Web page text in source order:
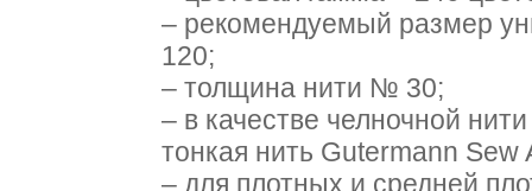
– рекомендуемый размер
120;
– толщина нити № 30;
– в качестве челночной
тонкая нить Gutermann Sew
– для плотных и средней